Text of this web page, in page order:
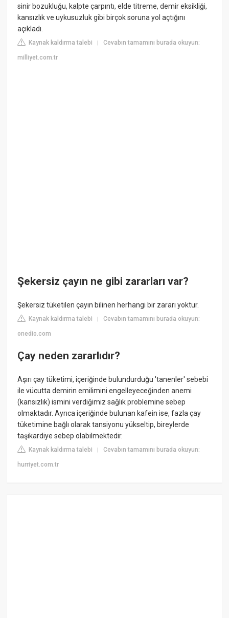
sinir bozukluğu, kalpte çarpıntı, elde titreme, demir eksikliği,
kansızlık ve uykusuzluk gibi birçok soruna yol açtığını
açıkladı.
Kaynak kaldırma talebi |Cevabın tamamını burada okuyun:
milliyet.com.tr
Şekersiz çayın ne gibi zararları var?
Şekersiz tüketilen çayın bilinen herhangi bir zararı yoktur.
Kaynak kaldırma talebi |Cevabın tamamını burada okuyun:
onedio.com
Çay neden zararlıdır?
Aşırı çay tüketimi, içeriğinde bulundurduğu 'tanenler' sebebi
ile vücutta demirin emilimini engelleyeceğinden anemi
(kansızlık) ismini verdiğimiz sağlık problemine sebep
olmaktadır. Ayrıca içeriğinde bulunan kafein ise, fazla çay
tüketimine bağlı olarak tansiyonu yükseltip, bireylerde
taşikardiye sebep olabilmektedir.
Kaynak kaldırma talebi |Cevabın tamamını burada okuyun:
hurriyet.com.tr